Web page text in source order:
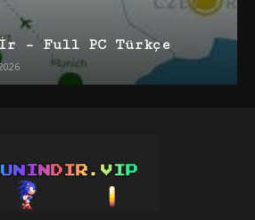
– Full PC Türkçe